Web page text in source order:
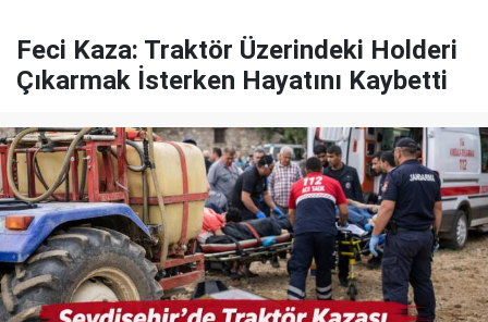
Feci Kaza: Traktör Üzerindeki Holderi
Çıkarmak İsterken Hayatını Kaybetti